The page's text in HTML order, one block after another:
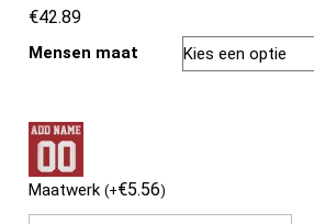
€42.89
Mensen maat
Maatwerk(+€5.56)